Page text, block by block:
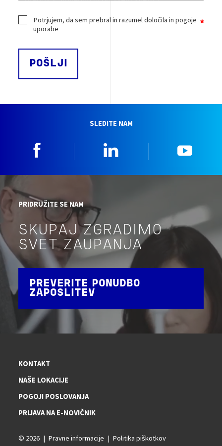
Potrjujem, da sem prebral in razumel določila in pogoje
uporabe
SLEDITE NAM
PRIDRUŽITE SE NAM
SKUPAJ ZGRADIMO
SVET ZAUPANJA
PREVERITE PONUDBO
ZAPOSLITEV
KONTAKT
NAŠE LOKACIJE
POGOJI POSLOVANJA
PRIJAVA NA E-NOVIČNIK
© 2026 Pravne informacije
Politika piškotkov